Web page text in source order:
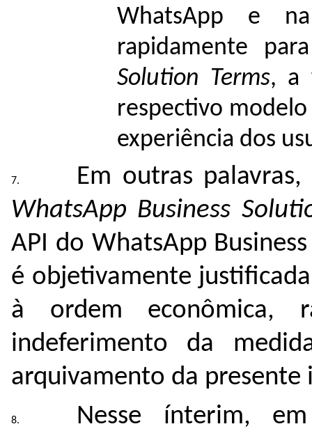
WhatsApp e
rapidamente
Solution Terms, a
respectivo
experiência dos
Em outras
WhatsApp Business
API do WhatsApp
é objetivamente
à ordem econômica,
indeferimento da
arquivamento da presente
Nesse ínterim,